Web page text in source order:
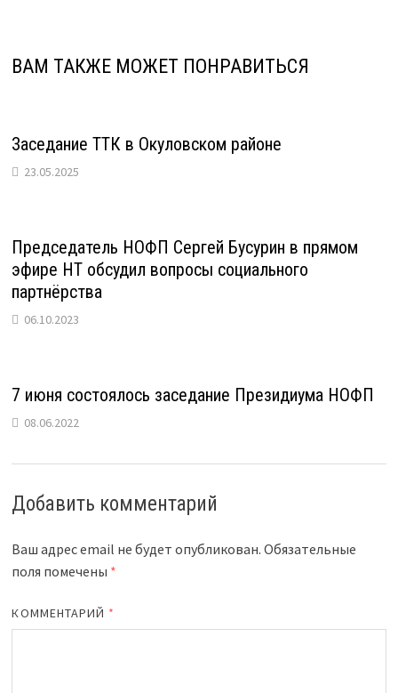
ВАМ ТАКЖЕ МОЖЕТ ПОНРАВИТЬСЯ
Заседание ТТК в Окуловском районе
23.05.2025
Председатель НОФП Сергей Бусурин в прямом
эфире НТ обсудил вопросы социального
партнёрства
06.10.2023
7 июня состоялось заседание Президиума НОФП
08.06.2022
Добавить комментарий
Ваш адрес email не будет опубликован. Обязательные
поля помечены *
КОММЕНТАРИЙ *